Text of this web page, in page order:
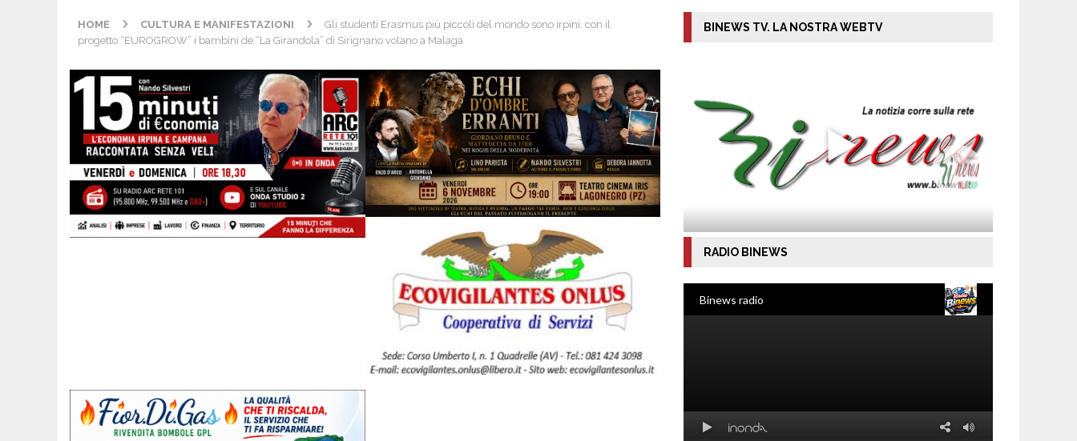
HOME CULTURA E MANIFESTAZIONI
Gli studenti Erasmus più piccoli del mondo sono irpini: con il
progetto “EUROGROW” i bambini de “La Girandola” di Sirignano volano a Malaga
BINEWS TV. LA NOSTRA WEBTV
RADIO BINEWS